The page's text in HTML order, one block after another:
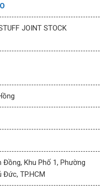
JOINT STOCK
Đồng, Khu Phố 1, Phường
Đức, TP.HCM